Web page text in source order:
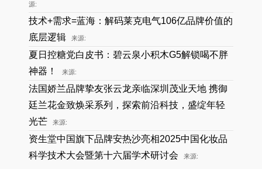
源:
技术+需求=蓝海：解码莱克电气106亿品牌价值的
底层逻辑
来源:
夏日控糖党白皮书：碧云泉小积木G5解锁喝不胖
神器！
来源:
法国娇兰品牌挚友张云龙亲临深圳茂业天地 携御
廷兰花金致焕采系列，探索前沿科技，盛绽年轻
光芒
来源:
资生堂中国旗下品牌安热沙亮相2025中国化妆品
科学技术大会暨第十六届学术研讨会
来源: